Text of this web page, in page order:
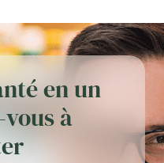
en un
à